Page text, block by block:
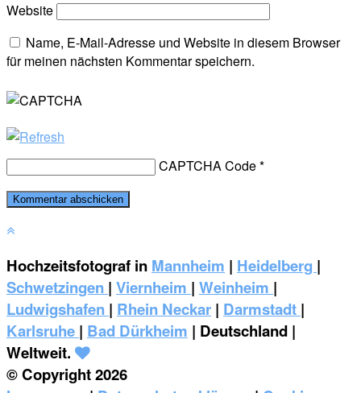
Website
Name, E-Mail-Adresse und Website in diesem Browser
für meinen nächsten Kommentar speichern.
CAPTCHA Code*
Hochzeitsfotograf in Mannheim | Heidelberg |
Schwetzingen | Viernheim | Weinheim |
‎Ludwigshafen | Rhein Neckar | Darmstadt |
Karlsruhe | Bad Dürkheim | Deutschland |
Weltweit.
© Copyright 2026